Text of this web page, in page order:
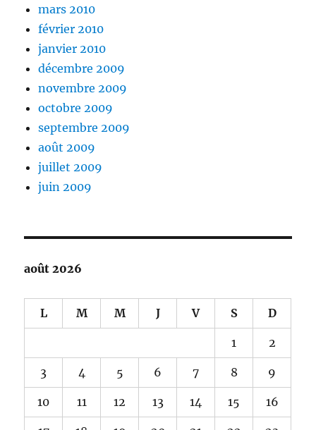
mars 2010
février 2010
janvier 2010
décembre 2009
novembre 2009
octobre 2009
septembre 2009
août 2009
juillet 2009
juin 2009
août 2026
L M M J V S D
1 2
3 4 5 6 7 8 9
10 11 12 13 14 15 16